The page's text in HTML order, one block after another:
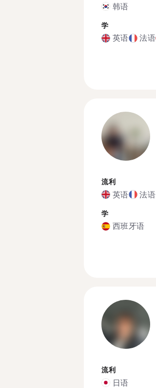
韩语
学
英语 法语
流利
英语 法语
学
西班牙语
流利
日语